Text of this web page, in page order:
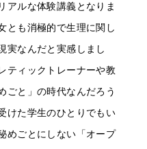
アルな体験講義となりま
とも消極的で生理に関し
実なんだと実感しまし
ティックトレーナーや教
ごと」の時代なんだろう
けた学生のひとりでもい
めごとにしない「オープ